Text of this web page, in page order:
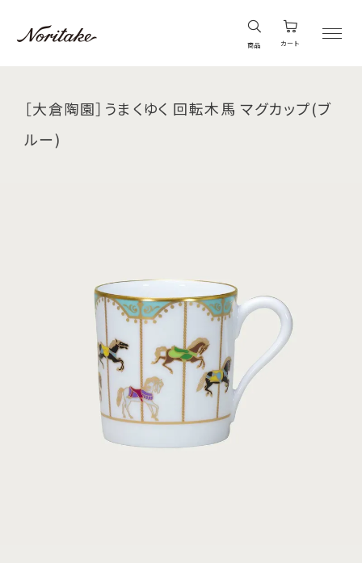
商品 カート
［大倉陶園］うまくゆく 回転木馬 マグカップ(ブ
ルー)